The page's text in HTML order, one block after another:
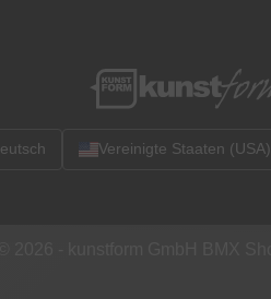
Vereinigte Staaten (USA)